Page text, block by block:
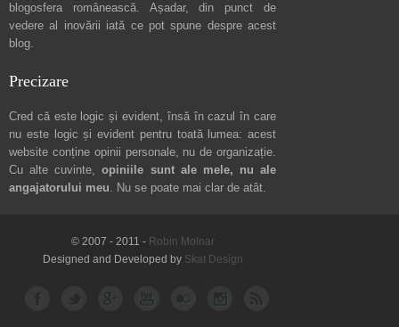
blogosfera românească. Așadar, din punct de
vedere al inovării iată ce pot spune despre acest
blog.
Precizare
Cred că este logic și evident, însă în cazul în care
nu este logic și evident pentru toată lumea: acest
website conține opinii personale, nu de organizație.
Cu alte cuvinte,opiniile sunt ale mele, nu ale
angajatorului meu. Nu se poate mai clar de atât.
© 2007 - 2011 - Robin Molnar
Designed and Developed by Skat Design